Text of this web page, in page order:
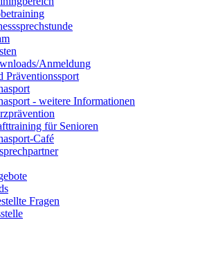
Anmeldung
Präventionssport
- weitere Informationen
für Senioren
Café
Fragen